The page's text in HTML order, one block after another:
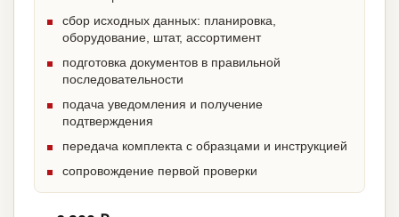
сбор исходных данных: планировка,
оборудование, штат, ассортимент
подготовка документов в правильной
последовательности
подача уведомления и получение
подтверждения
передача комплекта с образцами и инструкцией
сопровождение первой проверки